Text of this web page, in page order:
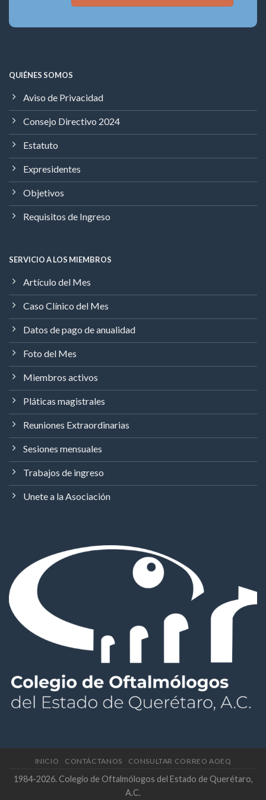
QUIÉNES SOMOS
Aviso de Privacidad
Consejo Directivo 2024
Estatuto
Expresidentes
Objetivos
Requisitos de Ingreso
SERVICIO A LOS MIEMBROS
Artículo del Mes
Caso Clínico del Mes
Datos de pago de anualidad
Foto del Mes
Miembros activos
Pláticas magistrales
Reuniones Extraordinarias
Sesiones mensuales
Trabajos de ingreso
Unete a la Asociación
INICIO CONTÁCTANOS CONSULTAR CORREO AOEQ
1984-2026. Colegio de Oftalmólogos del Estado de Querétaro,
A.C.